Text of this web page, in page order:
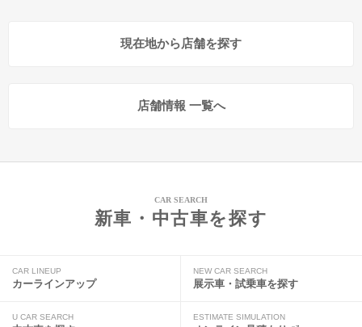
現在地から店舗を探す
店舗情報 一覧へ
CAR SEARCH
新車・中古車を探す
CAR LINEUP
カーラインアップ
NEW CAR SEARCH
展示車・試乗車を探す
U CAR SEARCH ESTIMATE SIMULATION